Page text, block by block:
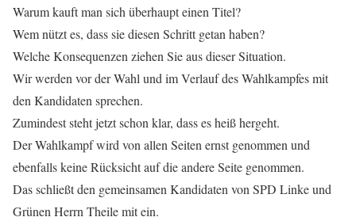
Warum kauft man sich überhaupt einen Titel?
Wem nützt es, dass sie diesen Schritt getan haben?
Welche Konsequenzen ziehen Sie aus dieser Situation.
Wir werden vor der Wahl und im Verlauf des Wahlkampfes mit
den Kandidaten sprechen.
Zumindest steht jetzt schon klar, dass es heiß hergeht.
Der Wahlkampf wird von allen Seiten ernst genommen und
ebenfalls keine Rücksicht auf die andere Seite genommen.
Das schließt den gemeinsamen Kandidaten von SPD Linke und
Grünen Herrn Theile mit ein.